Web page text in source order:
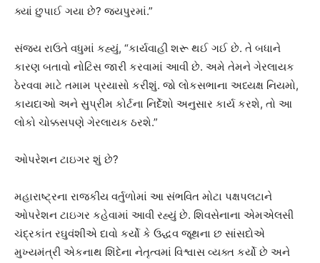
ક્યાં છુપાઈ ગયા છે? જયપુરમાં.”
સંજય રાઉતે વધુમાં કહ્યું, “કાર્યવાહી શરૂ થઈ ગઈ છે. તે બધાને
કારણ બતાવો નોટિસ જારી કરવામાં આવી છે. અમે તેમને ગેરલાયક
ઠેરવવા માટે તમામ પ્રયાસો કરીશું. જો લોકસભાના અધ્યક્ષ નિયમો,
કાયદાઓ અને સુપ્રીમ કોર્ટના નિર્દેશો અનુસાર કાર્ય કરશે, તો આ
લોકો ચોક્કસપણે ગેરલાયક ઠરશે.”
ઓપરેશન ટાઇગર શું છે?
મહારાષ્ટ્રના રાજકીય વર્તુળોમાં આ સંભવિત મોટા પક્ષપલટાને
ઓપરેશન ટાઇગર કહેવામાં આવી રહ્યું છે. શિવસેનાના એમએલસી
ચંદ્રકાંત રઘુવંશીએ દાવો કર્યો કે ઉદ્ધવ જૂથના છ સાંસદોએ
મુખ્યમંત્રી એકનાથ શિંદેના નેતૃત્વમાં વિશ્વાસ વ્યક્ત કર્યો છે અને